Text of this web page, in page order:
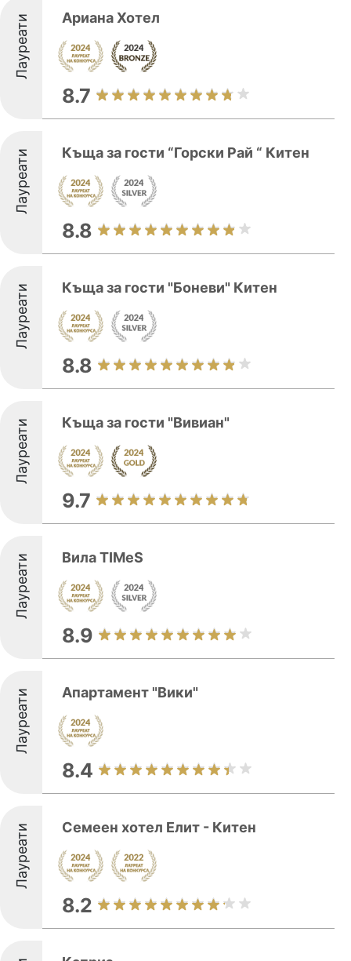
Лауреати Ариана Хотел
8.7
Лауреати Къща за гости “Горски Рай “ Китен
8.8
Лауреати Къща за гости "Боневи" Китен
8.8
Лауреати Къща за гости "Вивиан"
9.7
Лауреати Вила TIMеS
8.9
Лауреати Апартамент "Вики"
8.4
Лауреати Семеен хотел Елит - Китен
8.2